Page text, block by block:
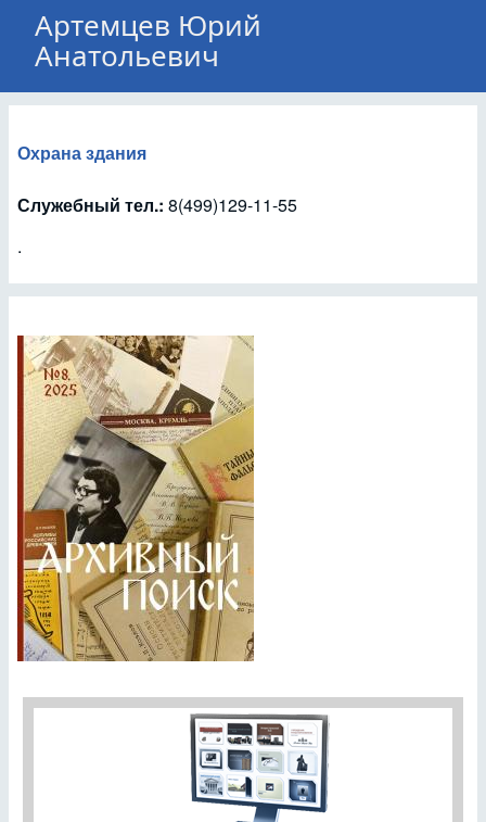
Артемцев Юрий
Анатольевич
Охрана здания
Служебный тел.: 8(499)129-11-55
.